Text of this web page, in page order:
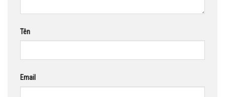
Tên
Email